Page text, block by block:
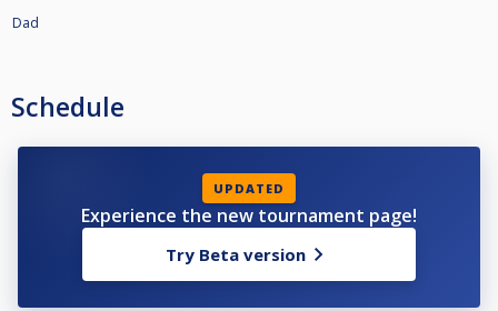
Dad
Schedule
UPDATED
Experience the new tournament page!
Try Beta version